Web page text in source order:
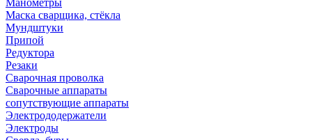
Манометры
Маска сварщика, стёкла
Мундштуки
Припой
Редуктора
Резаки
Сварочная проволка
Сварочные аппараты
сопутствующие аппараты
Электрододержатели
Электроды